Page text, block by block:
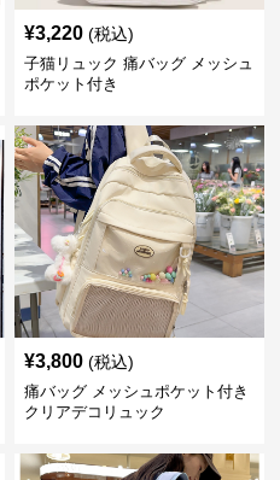
¥3,220 (税込)
子猫リュック 痛バッグ メッシュ
ポケット付き
¥3,800 (税込)
痛バッグ メッシュポケット付き
クリアデコリュック